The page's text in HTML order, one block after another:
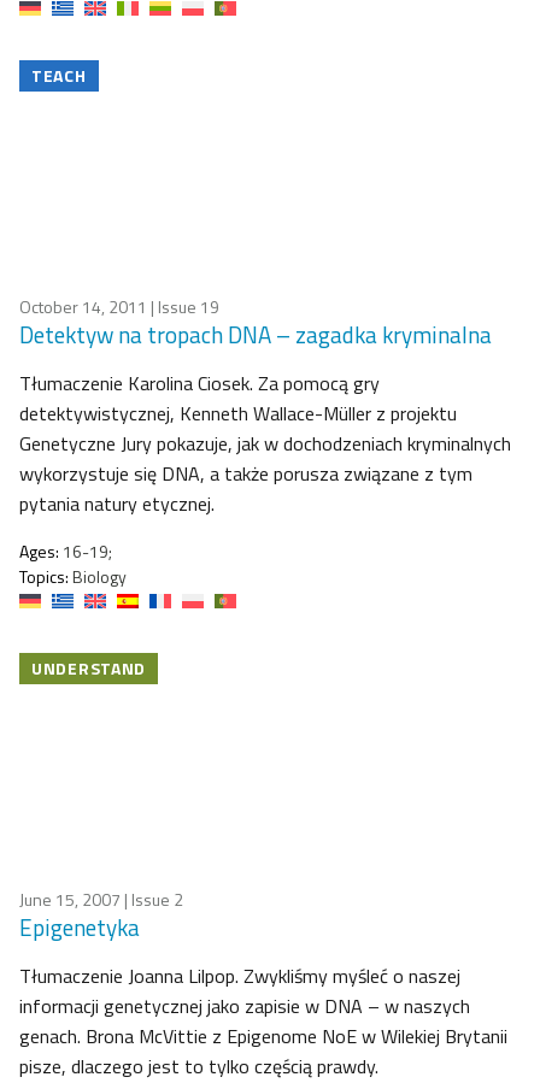
TEACH
October 14, 2011 | Issue 19
Detektyw na tropach DNA – zagadka kryminalna
Tłumaczenie Karolina Ciosek. Za pomocą gry
detektywistycznej, Kenneth Wallace-Müller z projektu
Genetyczne Jury pokazuje, jak w dochodzeniach kryminalnych
wykorzystuje się DNA, a także porusza związane z tym
pytania natury etycznej.
Ages: 16-19;
Topics:Biology
UNDERSTAND
June 15, 2007 | Issue 2
Epigenetyka
Tłumaczenie Joanna Lilpop. Zwykliśmy myśleć o naszej
informacji genetycznej jako zapisie w DNA – w naszych
genach. Brona McVittie z Epigenome NoE w Wilekiej Brytanii
pisze, dlaczego jest to tylko częścią prawdy.